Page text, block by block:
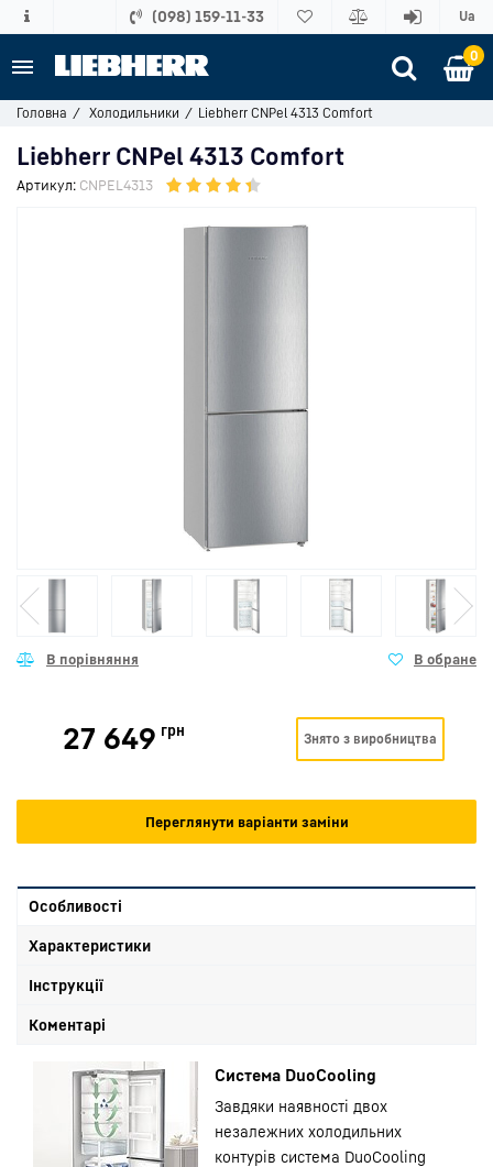
(098) 159-11-33 Ua
0
Головна Холодильники Liebherr CNPel 4313 Comfort
Liebherr CNPel 4313 Comfort
Артикул: CNPEL4313
27 649 грн Знято з виробництва
Переглянути варіанти заміни
Особливості
Характеристики
Інструкції
Коментарі
Система DuoCooling
Завдяки наявності двох
незалежних холодильних
контурів система DuoCooling